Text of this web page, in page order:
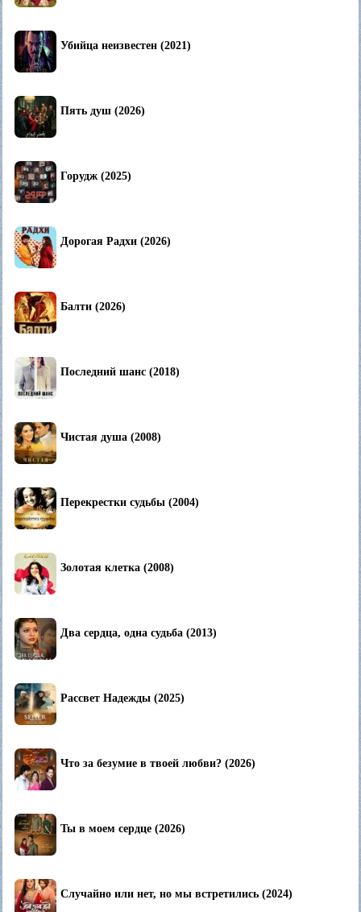
Убийца неизвестен (2021)
Пять душ (2026)
Горудж (2025)
Дорогая Радхи (2026)
Балти (2026)
Последний шанс (2018)
Чистая душа (2008)
Перекрестки судьбы (2004)
Золотая клетка (2008)
Два сердца, одна судьба (2013)
Рассвет Надежды (2025)
Что за безумие в твоей любви? (2026)
Ты в моем сердце (2026)
Случайно или нет, но мы встретились (2024)